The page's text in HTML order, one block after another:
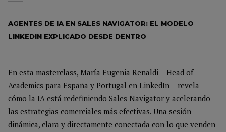
AGENTES DE IA EN SALES NAVIGATOR: EL MODELO
LINKEDIN EXPLICADO DESDE DENTRO
En esta masterclass, María Eugenia Renaldi —Head of
Academics para España y Portugal en LinkedIn— revela
cómo la IA está redefiniendo Sales Navigator y acelerando
las estrategias comerciales más efectivas. Una sesión
dinámica, clara y directamente conectada con lo que venden